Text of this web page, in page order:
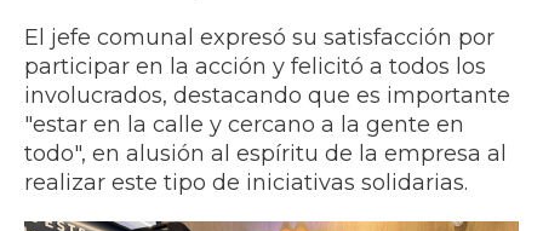
​El jefe comunal expresó su satisfacción por
participar en la acción y felicitó a todos los
involucrados, destacando que es importante
"estar en la calle y cercano a la gente en
todo", en alusión al espíritu de la empresa al
realizar este tipo de iniciativas solidarias.